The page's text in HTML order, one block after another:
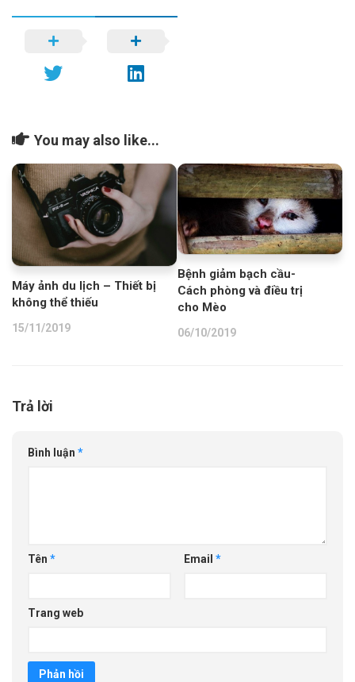
You may also like...
Máy ảnh du lịch – Thiết bị
không thể thiếu
15/11/2019
Bệnh giảm bạch cầu-
Cách phòng và điều trị
cho Mèo
06/10/2019
Trả lời
Bình luận *
Tên * Email *
Trang web